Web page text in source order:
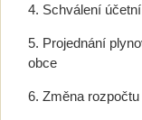
4. Schválení
5. Projednání
obce
6. Změna